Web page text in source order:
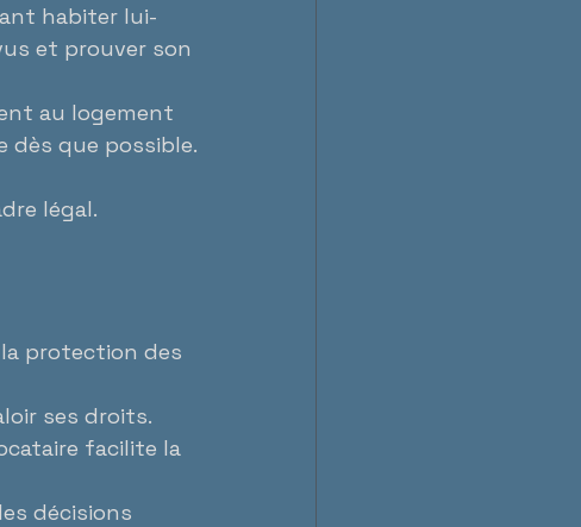
habiter lui-
et prouver son
au logement
dès que possible.
légal.
protection des
ses droits.
facilite la
décisions